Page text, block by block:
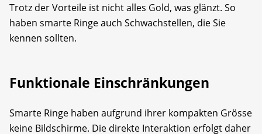
Trotz der Vorteile ist nicht alles Gold, was glänzt. So
haben smarte Ringe auch Schwachstellen, die Sie
kennen sollten.
Funktionale Einschränkungen
Smarte Ringe haben aufgrund ihrer kompakten Grösse
keine Bildschirme. Die direkte Interaktion erfolgt daher